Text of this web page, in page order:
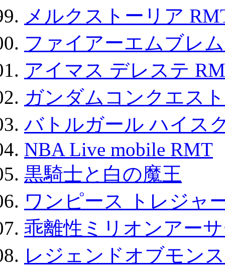
メルクストーリア
ファイアーエムブレ
アイマス デレステ
ガンダムコンクエスト
バトルガール ハイス
NBA Live mobile RMT
黒騎士と白の魔王
ワンピース トレジャ
乖離性ミリオンアー
レジェンドオブモン